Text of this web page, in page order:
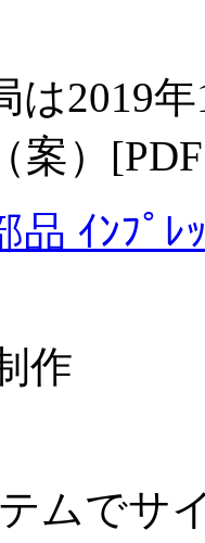
は2019
案）
品 ｲﾝﾌﾟﾚ
作
ムでサ